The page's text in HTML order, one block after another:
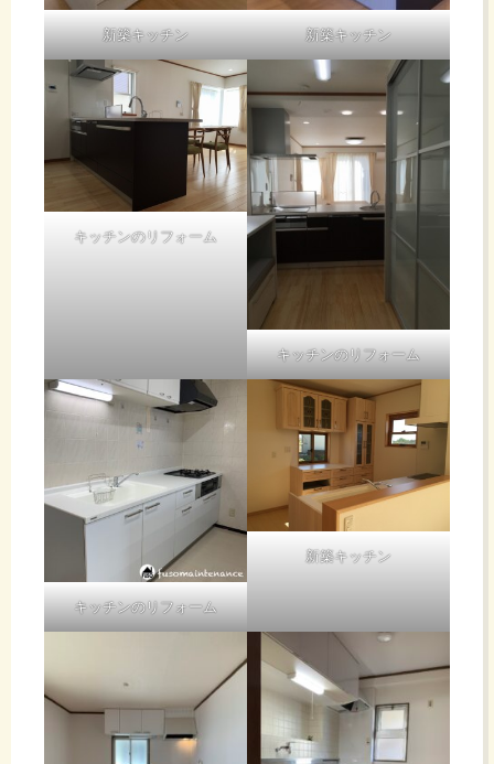
新築キッチン 新築キッチン
キッチンのリフォーム
キッチンのリフォーム
キッチンのリフォーム
新築キッチン